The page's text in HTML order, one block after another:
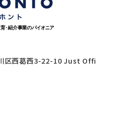
区西葛西3-22-10 Just Offi